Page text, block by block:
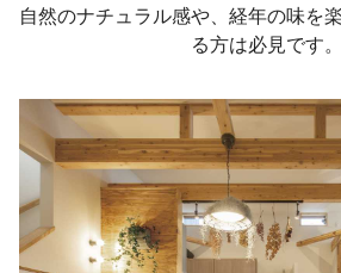
自然のナチュラル感や、経年の味を
る方は必見です。